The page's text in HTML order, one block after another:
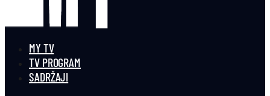
MY TV
TV PROGRAM
SADRŽAJI